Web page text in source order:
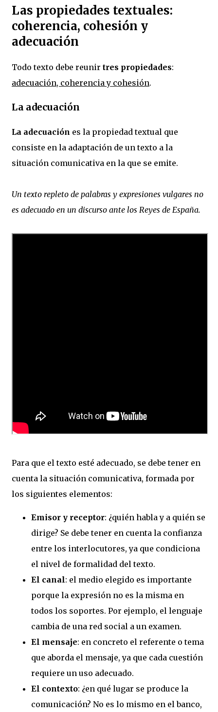
Las propiedades textuales:
coherencia, cohesión y
adecuación
Todo texto debe reunir tres propiedades:
adecuación, coherencia y cohesión.
La adecuación
La adecuación es la propiedad textual que
consiste en la adaptación de un texto a la
situación comunicativa en la que se emite.
Un texto repleto de palabras y expresiones vulgares no
es adecuado en un discurso ante los Reyes de España.
Para que el texto esté adecuado, se debe tener en
cuenta la situación comunicativa, formada por
los siguientes elementos:
Emisor y receptor: ¿quién habla y a quién se
dirige? Se debe tener en cuenta la confianza
entre los interlocutores, ya que condiciona
el nivel de formalidad del texto.
El canal: el medio elegido es importante
porque la expresión no es la misma en
todos los soportes. Por ejemplo, el lenguaje
cambia de una red social a un examen.
El mensaje: en concreto el referente o tema
que aborda el mensaje, ya que cada cuestión
requiere un uso adecuado.
El contexto: ¿en qué lugar se produce la
comunicación? No es lo mismo en el banco,